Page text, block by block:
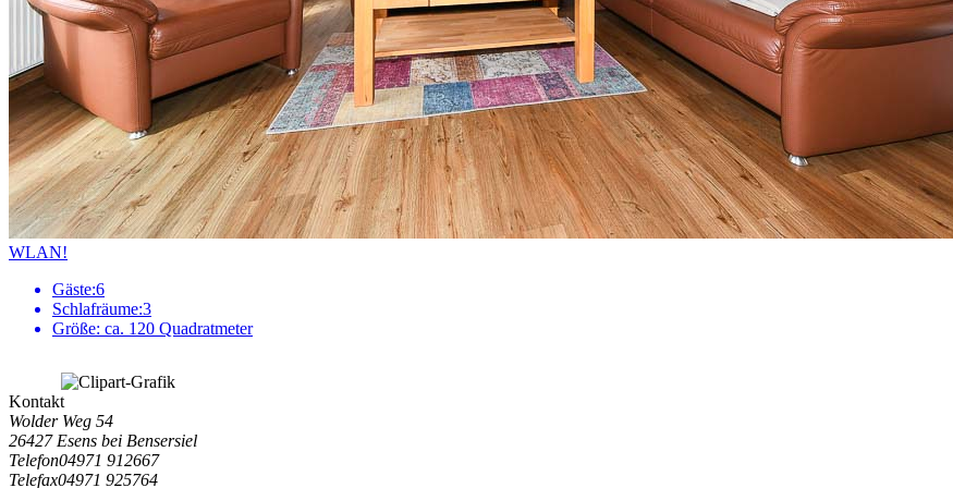
WLAN!
Gäste:6
Schlafräume:3
Größe: ca. 120 Quadratmeter
Kontakt
Wolder Weg 54
26427 Esens bei Bensersiel
Telefon04971 912667
Telefax04971 925764